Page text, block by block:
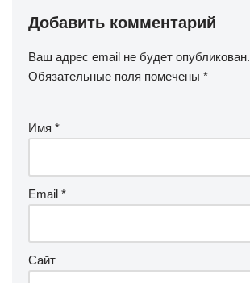
Добавить комментарий
Ваш адрес email не будет опубликован.
Обязательные поля помечены *
Имя *
Email *
Сайт